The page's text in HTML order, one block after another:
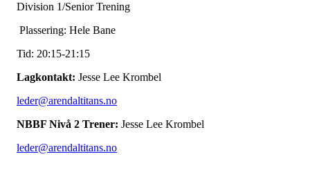
Division 1/Senior Trening
Plassering: Hele Bane
Tid: 20:15-21:15
Lagkontakt: Jesse Lee Krombel
leder@arendaltitans.no
NBBF Nivå 2 Trener: Jesse Lee Krombel
leder@arendaltitans.no